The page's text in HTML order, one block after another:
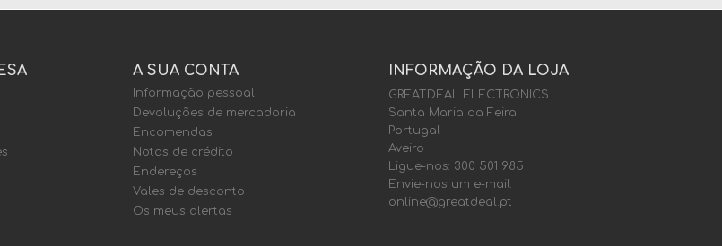
A SUA CONTA
Informação pessoal
Devoluções de mercadoria
Encomendas
Notas de crédito
Endereços
Vales de desconto
Os meus alertas
INFORMAÇÃO DA LOJA
GREATDEAL ELECTRONICS
Santa Maria da Feira
Portugal
Aveiro
Ligue-nos: 300 501 985
Envie-nos um e-mail:
online@greatdeal.pt